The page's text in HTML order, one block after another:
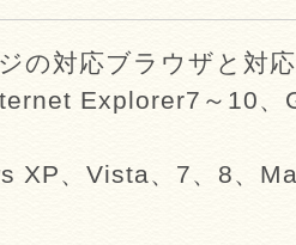
の対応ブラウザと対
Explorer7～10
XP、Vista、7、8、